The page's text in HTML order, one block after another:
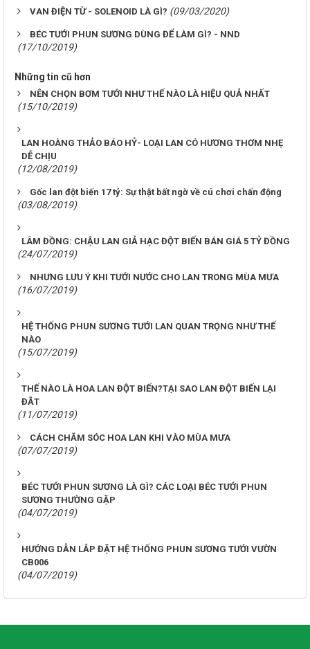
VAN ĐIỆN TỪ - SOLENOID LÀ GÌ? (09/03/2020)
BÉC TƯỚI PHUN SƯƠNG DÙNG ĐỂ LÀM GÌ? - NND
(17/10/2019)
Những tin cũ hơn
NÊN CHỌN BƠM TƯỚI NHƯ THẾ NÀO LÀ HIỆU QUẢ NHẤT
(15/10/2019)
LAN HOÀNG THẢO BÁO HỶ- LOẠI LAN CÓ HƯƠNG THƠM NHẸ
DỄ CHỊU
(12/08/2019)
Gốc lan đột biến 17 tỷ: Sự thật bất ngờ về cú chơi chấn động
(03/08/2019)
LÂM ĐỒNG: CHẬU LAN GIẢ HẠC ĐỘT BIẾN BÁN GIÁ 5 TỶ ĐỒNG
(24/07/2019)
NHƯNG LƯU Ý KHI TƯỚI NƯỚC CHO LAN TRONG MÙA MƯA
(16/07/2019)
HỆ THỐNG PHUN SƯƠNG TƯỚI LAN QUAN TRỌNG NHƯ THẾ
NÀO
(15/07/2019)
THẾ NÀO LÀ HOA LAN ĐỘT BIẾN?TẠI SAO LAN ĐỘT BIẾN LẠI
ĐẮT
(11/07/2019)
CÁCH CHĂM SÓC HOA LAN KHI VÀO MÙA MƯA
(07/07/2019)
BÉC TƯỚI PHUN SƯƠNG LÀ GÌ? CÁC LOẠI BÉC TƯỚI PHUN
SƯƠNG THƯỜNG GẶP
(04/07/2019)
HƯỚNG DẪN LẮP ĐẶT HỆ THỐNG PHUN SƯƠNG TƯỚI VƯỜN
CB006
(04/07/2019)